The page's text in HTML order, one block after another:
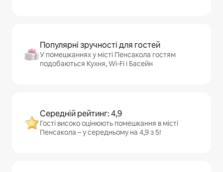
Популярні зручності для гостей
У помешканнях у місті Пенсакола гостям
подобаються Кухня, Wi-Fi і Басейн
Середній рейтинг: 4,9
Гості високо оцінюють помешкання в місті
Пенсакола – у середньому на 4,9 з 5!